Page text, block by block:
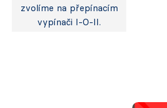
zvolíme na přepínacím
vypínači I-O-II.